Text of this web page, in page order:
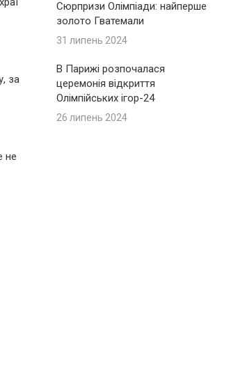
за
не
Сюрпризи Олімпіади: найперше
золото Гватемали
31 липень 2024
В Парижі розпочалася
церемонія відкриття
Олімпійських ігор-24
26 липень 2024